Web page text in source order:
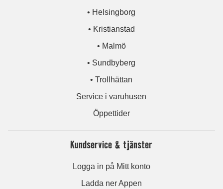
• Helsingborg
• Kristianstad
• Malmö
• Sundbyberg
• Trollhättan
Service i varuhusen
Öppettider
Kundservice & tjänster
Logga in på Mitt konto
Ladda ner Appen